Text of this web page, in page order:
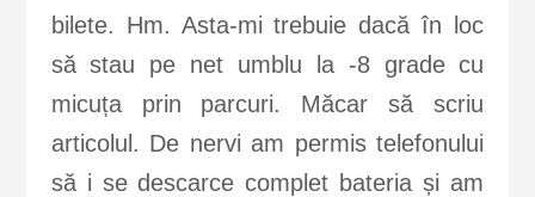
bilete. Hm. Asta-mi trebuie dacă în loc
să stau pe net umblu la -8 grade cu
micuța prin parcuri. Măcar să scriu
articolul. De nervi am permis telefonului
să i se descarce complet bateria și am